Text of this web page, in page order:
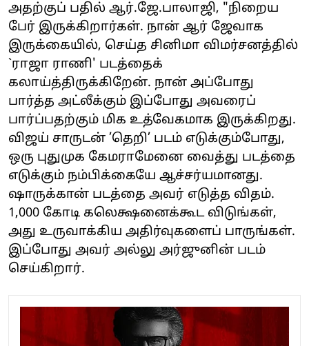
அதற்குப் பதில் ஆர்.ஜே.பாலாஜி, "நிறைய
பேர் இருக்கிறார்கள். நான் ஆர் ஜேவாக
இருக்கையில், செய்த சினிமா விமர்சனத்தில்
`ராஜா ராணி' படத்தைக்
கலாய்த்திருக்கிறேன். நான் அப்போது
பார்த்த அட்லீக்கும் இப்போது அவரைப்
பார்ப்பதற்கும் மிக உத்வேகமாக இருக்கிறது.
விஜய் சாருடன் ’தெறி’ படம் எடுக்கும்போது,
ஒரு புதுமுக கேமராமேனை வைத்து படத்தை
எடுக்கும் நம்பிக்கையே ஆச்சர்யமானது.
ஷாருக்கான் படத்தை அவர் எடுத்த விதம்.
1,000 கோடி கலெக்ஷனைக்கூட விடுங்கள்,
அது உருவாக்கிய அதிர்வுகளைப் பாருங்கள்.
இப்போது அவர் அல்லு அர்ஜுனின் படம்
செய்கிறார்.